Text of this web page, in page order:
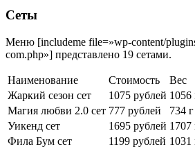
Сеты
Меню [includeme file=»wp-content/
com.php»] представлено 19 сетами.
Наименование Стоимость
Вес
Жаркий сезон сет
1075 рублей 1056
Магия любви 2.0 сет 777 рублей
734 г
Уикенд сет
1695 рублей 1707
Фила Бум сет
1199 рублей 1031